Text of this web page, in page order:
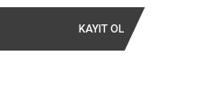
KAYIT OL